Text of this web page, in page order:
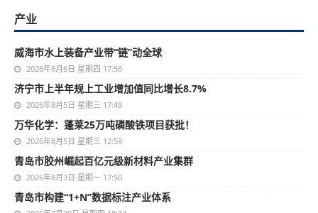
产业
威海市水上装备产业带“链”动全球
2026年8月6日 星期四 17:56
济宁市上半年规上工业增加值同比增长8.7%
2026年8月5日 星期三 17:49
万华化学：蓬莱25万吨磷酸铁项目获批！
2026年8月5日 星期三 12:59
青岛市胶州崛起百亿元级新材料产业集群
2026年8月3日 星期一 17:50
青岛市构建“1+N”数据标注产业体系